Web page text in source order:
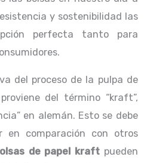
y sostenibilidad las
perfecta tanto para
del proceso de la pulpa de
del término “kraft”,
en alemán. Esto se debe
en comparación con otros
de papel kraft pueden